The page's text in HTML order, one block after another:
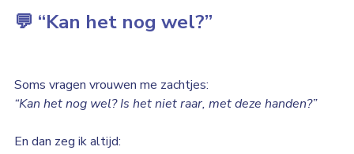
💬 “Kan het nog wel?”
Soms vragen vrouwen me zachtjes:
“Kan het nog wel? Is het niet raar, met deze handen?”
En dan zeg ik altijd: